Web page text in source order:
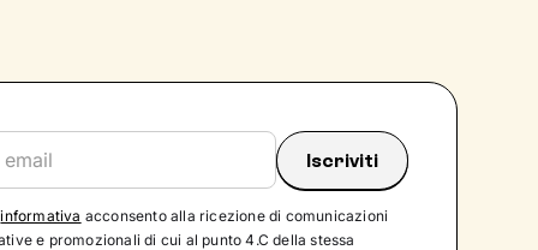
informativa acconsento alla ricezione di comunicazioni
e promozionali di cui al punto 4.C della stessa